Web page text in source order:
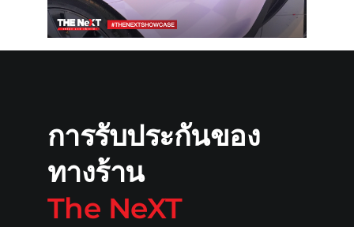
การรับประกันของ
ทางร้าน
The NeXT